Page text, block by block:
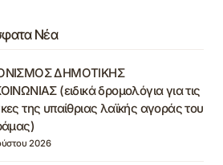
Νέα
ΔΗΜΟΤΙΚΗΣ
(ειδικά δρομολόγια για τις
της υπαίθριας λαϊκής αγοράς του
2026